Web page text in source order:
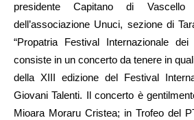
presidente Capitano di Vascello
dell’associazione Unuci, sezione di
“Propatria Festival Internazionale
consiste in un concerto da tenere in
della XIII edizione del Festival
Giovani Talenti. Il concerto è
Mioara Moraru Cristea; in Trofeo del